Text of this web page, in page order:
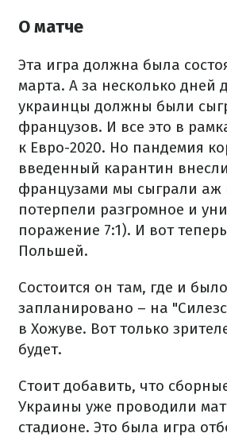
О матче
Эта игра должна была
марта. А за несколько дней
украинцы должны были
французов. И все это в
к Евро-2020. Но пандемия
введенный карантин
французами мы сыграли аж
потерпели разгромное и
поражение 7:1). И вот
Польшей.
Состоится он там, где и было
запланировано – на
в Хожуве. Вот только
будет.
Стоит добавить, что
Украины уже проводили
стадионе. Это была игра